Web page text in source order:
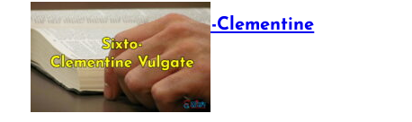
The Sixto-Clementine
Vulgate
July 12, 2025